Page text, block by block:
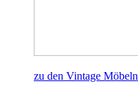
zu den Vintage Möbeln